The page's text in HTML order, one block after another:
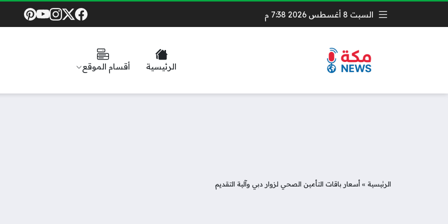
السبت 8 أغسطس 2026 7:38 م
Social Links
الرئيسية أقسام الموقع
الرئيسية »أسعار باقات التأمين الصحي لزوار دبي وآلية التقديم